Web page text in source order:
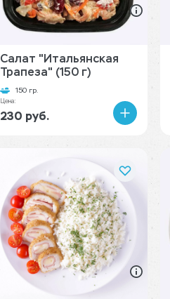
Салат "Итальянская
Трапеза" (150 г)
150 гр.
Цена:
230 руб.
В